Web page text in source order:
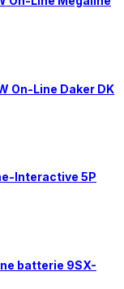
On-Line Daker DK
Interactive 5P
batterie 9SX-